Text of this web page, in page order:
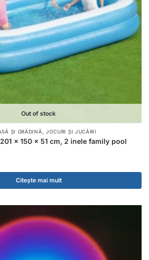
Out of stock
ȘI GRĂDINĂ , JOCURI ȘI JUCĂRII
x 150 x 51 cm, 2 inele family pool
Citește mai mult